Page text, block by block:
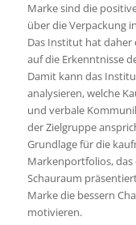
Marke sind die
über die Verpackung
Das Institut hat daher
auf die Erkenntnisse
Damit kann das
analysieren, welche
und verbale
der Zielgruppe
Grundlage für die
Markenportfolios, das
Schauraum
Marke die bessern
motivieren.